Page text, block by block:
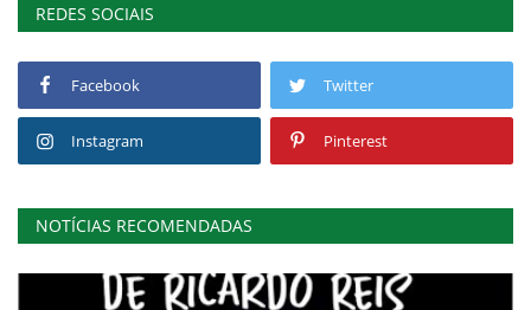
REDES SOCIAIS
Facebook Twitter
Instagram Pinterest
NOTÍCIAS RECOMENDADAS